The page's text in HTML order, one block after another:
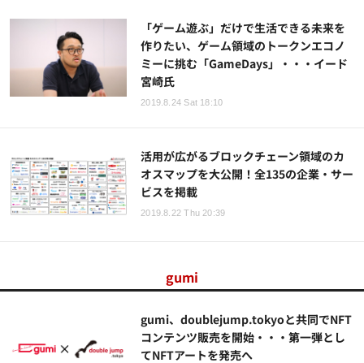
「ゲーム遊ぶ」だけで生活できる未来を
作りたい、ゲーム領域のトークンエコノ
ミーに挑む「GameDays」・・・イード
宮崎氏
2019.8.24 Sat 18:10
活用が広がるブロックチェーン領域のカ
オスマップを大公開！全135の企業・サー
ビスを掲載
2019.8.22 Thu 20:39
gumi
gumi、doublejump.tokyoと共同でNFT
コンテンツ販売を開始・・・第一弾とし
てNFTアートを発売へ